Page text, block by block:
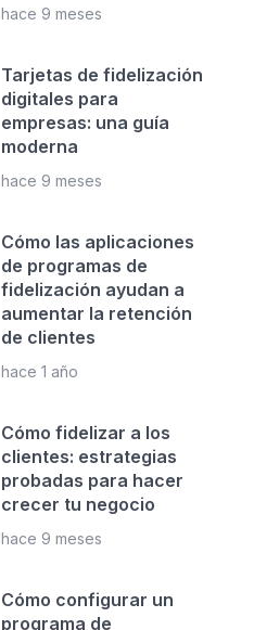
hace 9 meses
Tarjetas de fidelización
digitales para
empresas: una guía
moderna
hace 9 meses
Cómo las aplicaciones
de programas de
fidelización ayudan a
aumentar la retención
de clientes
hace 1 año
Cómo fidelizar a los
clientes: estrategias
probadas para hacer
crecer tu negocio
hace 9 meses
Cómo configurar un
programa de